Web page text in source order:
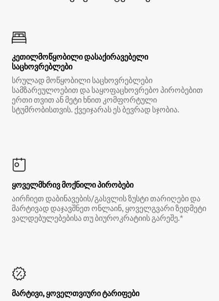
კეთილმოწყობილი დასაქირავებელი
საცხოვრებლები
სრულად მოწყობილი საცხოვრებლები
სამზარეულოებით და საყოფაცხოვრებო პირობებით
ერთი თვით ან მეტი ხნით კომფორტული
სტუმრობისთვის. ქვეიჯარას ეს ბევრად სჯობია.
ყოველმხრივ მოქნილი პირობები
აირჩიეთ დაბინავების/გასვლის ზუსტი თარიღები და
მარტივად დაჯავშნეთ ონლაინ, ყოველგვარი ზედმეტი
ვალდებულებებისა თუ ბიუროკრატიის გარეშე.*
მარტივი, ყოველთვიური ტარიფები